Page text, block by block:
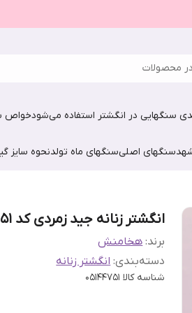
محصولات
سنگهایی در انگشتر استفاده می‌شودخواص
سنگهای اصلیسنگهای ماه تولدنحوه سایز
انگشتر زنانه جید زمردی کد ۰۵۱۴۴۷۵۱
برند: هخامنش
دسته‌بندی:انگشتر زنانه
شناسه کالا ۰۵۱۴۴۷۵۱